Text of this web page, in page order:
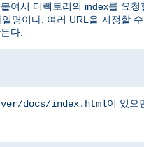
여서 디렉토리의 index를 요
명이다. 여러 URL을 지정할
다.
docs/index.html이 있으